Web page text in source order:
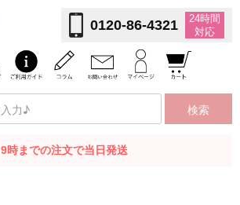
0120-86-4321
24時間
対応
検索
9時までの注文で当日発送